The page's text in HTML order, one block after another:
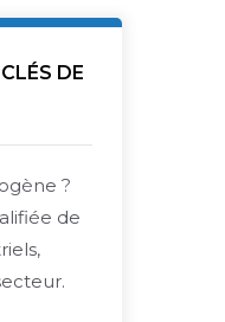
DE
?
de